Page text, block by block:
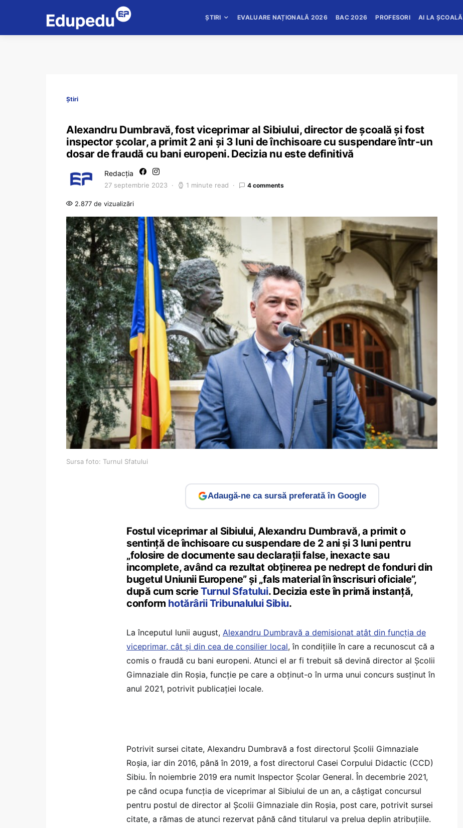
ȘTIRI EVALUARE NAȚIONALĂ 2026 BAC 2026 PROFESORI AI LA ȘCOALĂ
Știri
Alexandru Dumbravă, fost viceprimar al Sibiului, director de școală și fost
inspector școlar, a primit 2 ani și 3 luni de închisoare cu suspendare într-un
dosar de fraudă cu bani europeni. Decizia nu este definitivă
Redacția
27 septembrie 2023 1 minute read 4 comments
2.877 de vizualizări
Sursa foto: Turnul Sfatului
Adaugă-ne ca sursă preferată în Google
Fostul viceprimar al Sibiului, Alexandru Dumbravă, a primit o
sentință de închisoare cu suspendare de 2 ani și 3 luni pentru
„folosire de documente sau declarații false, inexacte sau
incomplete, având ca rezultat obținerea pe nedrept de fonduri din
bugetul Uniunii Europene” și „fals material în înscrisuri oficiale”,
după cum scrieTurnul Sfatului. Decizia este în primă instanță,
conform hotărârii Tribunalului Sibiu.
La începutul lunii august, Alexandru Dumbravă a demisionat atât din funcția de
viceprimar, cât și din cea de consilier local, în condițiile în care a recunoscut că a
comis o fraudă cu bani europeni. Atunci el ar fi trebuit să devină director al Școlii
Gimnaziale din Roșia, funcție pe care a obținut-o în urma unui concurs susținut în
anul 2021, potrivit publicației locale.
Potrivit sursei citate, Alexandru Dumbravă a fost directorul Școlii Gimnaziale
Roșia, iar din 2016, până în 2019, a fost directorul Casei Corpului Didactic (CCD)
Sibiu. În noiembrie 2019 era numit Inspector Școlar General. În decembrie 2021,
pe când ocupa funcția de viceprimar al Sibiului de un an, a câștigat concursul
pentru postul de director al Școlii Gimnaziale din Roșia, post care, potrivit sursei
citate, a rămas de atunci rezervat până când titularul va prelua deplin atribuțiile.